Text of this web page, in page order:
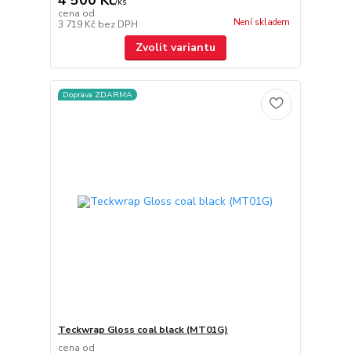
cena od
3 719 Kč bez DPH Není skladem
Zvolit variantu
Doprava ZDARMA
Teckwrap Gloss coal black (MT01G)
cena od